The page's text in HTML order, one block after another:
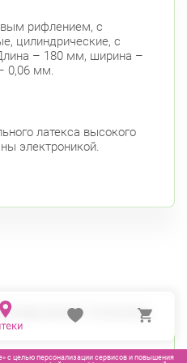
(Российский пр., д. 7)
к. 3
к.1
рифлением, с
цилиндрические, с
– 180 мм, ширина –
0,06 мм.
латекса высокого
электроникой.
ВИЗИТ ТОЧЕЧНЫЕ
с целью персонализации сервисов и повышения